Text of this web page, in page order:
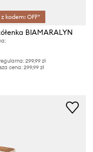
kodem: OFF*
BIAMARALYN
299,99 zł
cena:299,99 zł